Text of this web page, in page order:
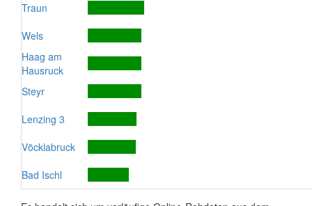
Traun
Wels
Haag am
Hausruck
Steyr
Lenzing 3
Vöcklabruck
Bad Ischl